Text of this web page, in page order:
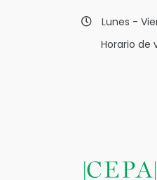
Lunes -
Horario de